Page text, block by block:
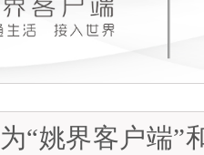
“姚界客户端”